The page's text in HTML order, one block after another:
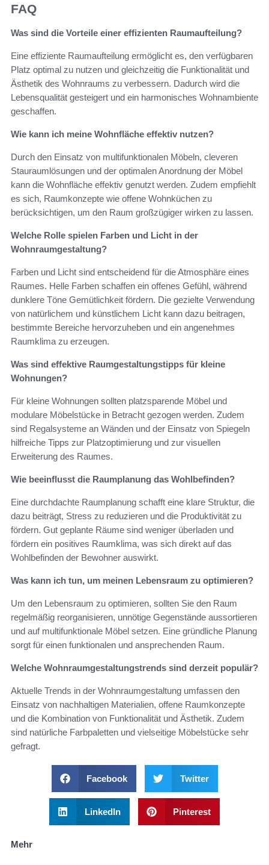
FAQ
Was sind die Vorteile einer effizienten Raumaufteilung?
Eine effiziente Raumaufteilung ermöglicht es, den verfügbaren
Platz optimal zu nutzen und gleichzeitig die Funktionalität und
Ästhetik des Wohnraums zu verbessern. Dadurch wird die
Lebensqualität gesteigert und ein harmonisches Wohnambiente
geschaffen.
Wie kann ich meine Wohnfläche effektiv nutzen?
Durch den Einsatz von multifunktionalen Möbeln, cleveren
Stauraumlösungen und der optimalen Anordnung der Möbel
kann die Wohnfläche effektiv genutzt werden. Zudem empfiehlt
es sich, Raumkonzepte wie offene Wohnküchen zu
berücksichtigen, um den Raum großzügiger wirken zu lassen.
Welche Rolle spielen Farben und Licht in der
Wohnraumgestaltung?
Farben und Licht sind entscheidend für die Atmosphäre eines
Raumes. Helle Farben schaffen ein offenes Gefühl, während
dunklere Töne Gemütlichkeit fördern. Die gezielte Verwendung
von natürlichem und künstlichem Licht kann dazu beitragen,
bestimmte Bereiche hervorzuheben und ein angenehmes
Raumklima zu erzeugen.
Was sind effektive Raumgestaltungstipps für kleine
Wohnungen?
Für kleine Wohnungen sollten platzsparende Möbel und
modulare Möbelstücke in Betracht gezogen werden. Zudem
sind Regalsysteme an Wänden und der Einsatz von Spiegeln
hilfreiche Tipps zur Platzoptimierung und zur visuellen
Erweiterung des Raumes.
Wie beeinflusst die Raumplanung das Wohlbefinden?
Eine durchdachte Raumplanung schafft eine klare Struktur, die
dazu beiträgt, Stress zu reduzieren und die Produktivität zu
fördern. Gut geplante Räume sind weniger überladen und
fördern ein positives Raumklima, was sich direkt auf das
Wohlbefinden der Bewohner auswirkt.
Was kann ich tun, um meinen Lebensraum zu optimieren?
Um den Lebensraum zu optimieren, sollten Sie den Raum
regelmäßig reorganisieren, unnötige Gegenstände aussortieren
und auf multifunktionale Möbel setzen. Eine gründliche Planung
sorgt für einen funktionalen und ansprechenden Raum.
Welche Wohnraumgestaltungstrends sind derzeit populär?
Aktuelle Trends in der Wohnraumgestaltung umfassen den
Einsatz von nachhaltigen Materialien, offene Raumkonzepte
und die Kombination von Funktionalität und Ästhetik. Zudem
sind natürliche Farbpaletten und vielseitige Möbelstücke sehr
gefragt.
Facebook Twitter
LinkedIn Pinterest
Mehr